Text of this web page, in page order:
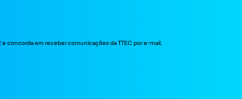
e concorda em receber comunicações da TTEC por e-mail.